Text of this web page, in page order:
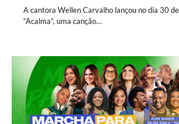
A cantora Wellen Carvalho lançou no dia 30
“Acalma”, uma canção…